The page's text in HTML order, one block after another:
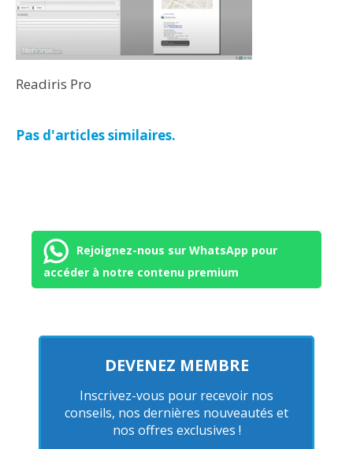
Readiris Pro
Pas d'articles similaires.
Rejoignez-nous sur WhatsApp pour
accéder à notre contenu premium
DEVENEZ MEMBRE
Inscrivez-vous pour recevoir nos
conseils, nos dernières nouveautés et
nos offres exclusives !